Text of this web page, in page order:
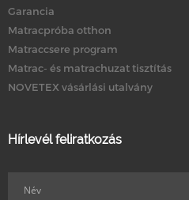
Garancia
Matracpróba otthon
Matraccsere program
Matrac- és matrachuzat tisztítás
NOVETEX vásárlási utalvány
Hírlevél feliratkozás